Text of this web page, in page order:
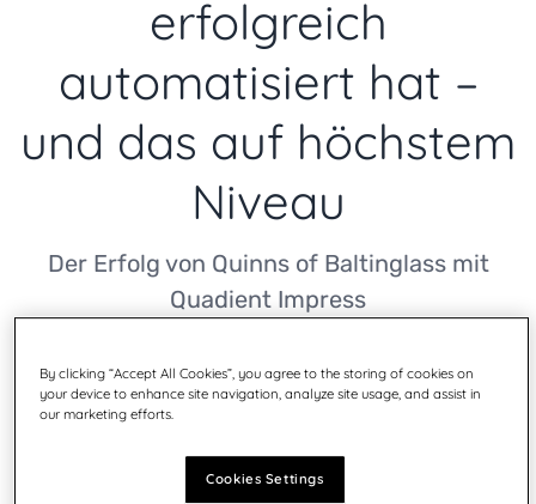
erfolgreich
automatisiert hat –
und das auf höchstem
Niveau
Der Erfolg von Quinns of Baltinglass mit
Quadient Impress
By clicking “Accept All Cookies”, you agree to the storing of cookies on
your device to enhance site navigation, analyze site usage, and assist in
our marketing efforts.
Cookies Settings